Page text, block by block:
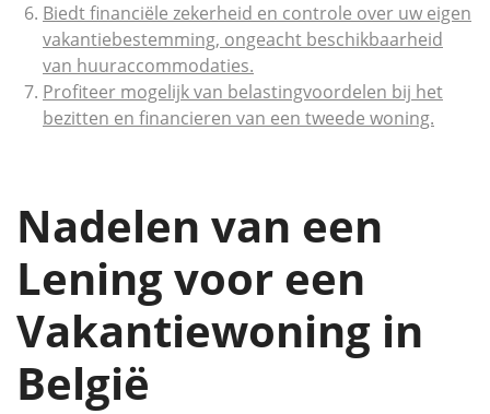
Biedt financiële zekerheid en controle over uw eigen
vakantiebestemming, ongeacht beschikbaarheid
van huuraccommodaties.
Profiteer mogelijk van belastingvoordelen bij het
bezitten en financieren van een tweede woning.
Nadelen van een
Lening voor een
Vakantiewoning in
België